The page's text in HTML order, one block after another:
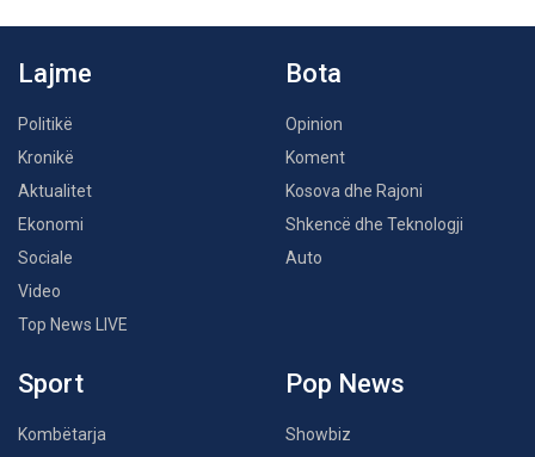
Lajme
Politikë
Kronikë
Aktualitet
Ekonomi
Sociale
Video
Top News LIVE
Bota
Opinion
Koment
Kosova dhe Rajoni
Shkencë dhe Teknologji
Auto
Sport
Kombëtarja
Pop News
Showbiz